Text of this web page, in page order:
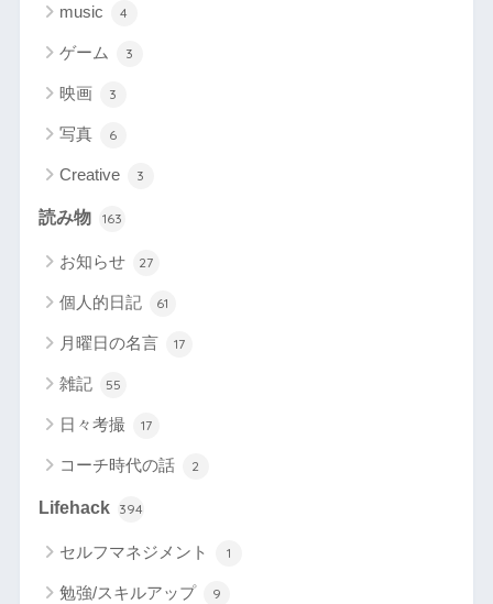
music 4
ゲーム 3
映画 3
写真 6
Creative 3
読み物 163
お知らせ 27
個人的日記 61
月曜日の名言 17
雑記 55
日々考撮 17
コーチ時代の話 2
Lifehack 394
セルフマネジメント 1
勉強/スキルアップ 9